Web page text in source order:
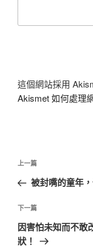
這個網站採用
Akismet 如何處理
文
導
覽
上
一
文
章
上一篇
被封嘴的童年
下
一
篇
下一篇
因害怕未知而不敢
狀！